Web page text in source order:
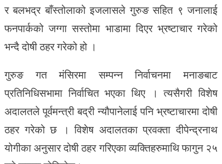
र बलभद्र बाँस्तोलाको इजलासले गुरुङ सहित ९ जनालाई
फनपार्कको जग्गा सस्तोमा भाडामा दिएर भ्रष्टाचार गरेको
भन्दै दोषी ठहर गरेको हो ।
गुरुङ गत मंसिरमा सम्पन्न निर्वाचनमा मनाङबाट
प्रतिनिधिसभामा निर्वाचित भएका थिए । त्यसैगरी विशेष
अदालतले पूर्वमन्त्री बद्री न्यौपानेलाई पनि भ्रष्टाचारमा दोषी
ठहर गरेको छ । विशेष अदालतका प्रवक्ता दीपेन्द्रनाथ
योगीका अनुसार दोषी ठहर गरिएका व्यक्तिहरुमाथि फागुन २५